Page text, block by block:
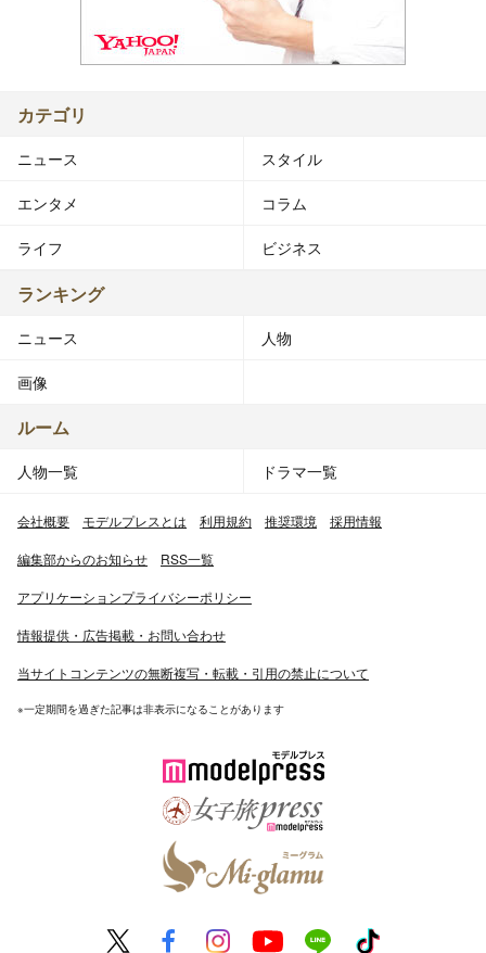
カテゴリ
ニュース スタイル
エンタメ コラム
ライフ ビジネス
ランキング
ニュース 人物
画像
ルーム
人物一覧 ドラマ一覧
会社概要 モデルプレスとは 利用規約 推奨環境 採用情報
編集部からのお知らせ RSS一覧
アプリケーションプライバシーポリシー
情報提供・広告掲載・お問い合わせ
当サイトコンテンツの無断複写・転載・引用の禁止について
※一定期間を過ぎた記事は非表示になることがあります